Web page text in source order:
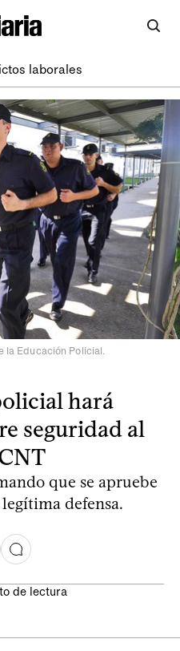
laborales
la Educación Policial.
hará
seguridad al
que se apruebe
defensa.
de lectura